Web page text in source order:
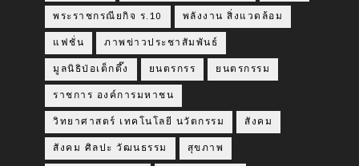
พระราชกรณียกิจ ร.10 พลังงาน สิ่งแวดล้อม
แฟชั่น ภาพข่าวประชาสัมพันธ์
มูลนิธิป่อเต็กตึ๊ง ยนตรกรร ยนตรกรรม
ราชการ องค์การมหาชน
วิทยาศาสตร์ เทคโนโลยี นวัตกรรม สังคม
สังคม ศิลปะ วัฒนธรรม สุขภาพ